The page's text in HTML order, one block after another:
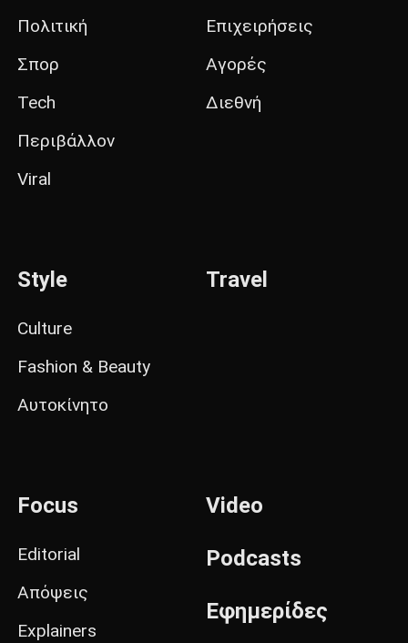
Πολιτική
Σπορ
Tech
Περιβάλλον
Viral
Επιχειρήσεις
Αγορές
Διεθνή
Style
Culture
Fashion & Beauty
Αυτοκίνητο
Travel
Focus
Editorial
Απόψεις
Explainers
Video
Podcasts
Εφημερίδες